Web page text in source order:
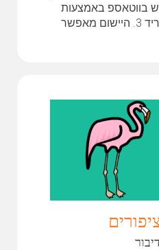
בווטאספ באמצעות
תוכנת גריד 3. היישום מאפשר